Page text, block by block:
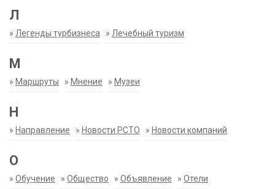
Л
» Легенды турбизнеса » Лечебный туризм
М
» Маршруты » Мнение » Музеи
Н
» Направление » Новости РСТО » Новости компаний
О
» Обучение » Общество » Объявление » Отели